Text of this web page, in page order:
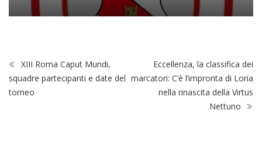
XIII Roma Caput Mundi,
squadre partecipanti e date del
torneo
Eccellenza, la classifica dei
marcatori: C’è l’impronta di Loria
nella rinascita della Virtus
Nettuno